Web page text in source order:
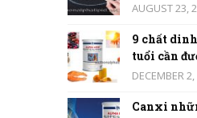
AUGUST 23,
9 chất
tuổi cần
DECEMBER
Canxi